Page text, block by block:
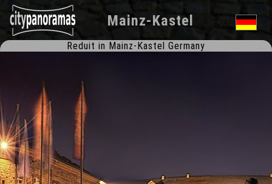
Mainz-Kastel
Reduit in Mainz-Kastel Germany